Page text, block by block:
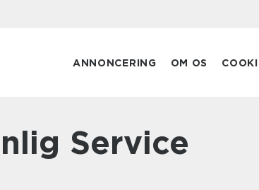
ANNONCERING OM OS
Service